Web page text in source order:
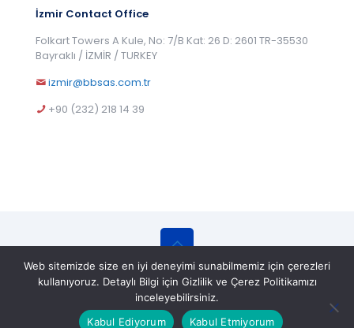
İzmir Contact Office
Folkart Towers A Kule, No: 7/B Kat: 26 D: 2601 TR-35530
Bayraklı / İZMİR / TURKEY
izmir@bbsas.com.tr
+90 (232) 218 14 39
© 2025 BBS Belgelendirme Eğitim ve Gözetim
Hizmetleri A.Ş. All Rights Reserved.
Web sitemizde size en iyi deneyimi sunabilmemiz için çerezleri
kullanıyoruz. Detaylı Bilgi için Gizlilik ve Çerez Politikamızı
inceleyebilirsiniz.
Kabul Ediyorum
Kabul Etmiyorum